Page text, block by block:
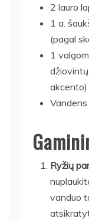
2 lauro
1 a.
(pagal
1
akcento)
Vandens
Ryžių
vanduo